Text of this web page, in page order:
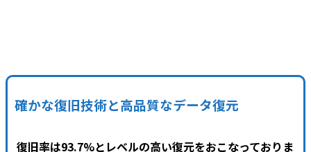
確かな復旧技術と高品質なデータ復元
復旧率は93.7%とレベルの高い復元をおこなっておりま